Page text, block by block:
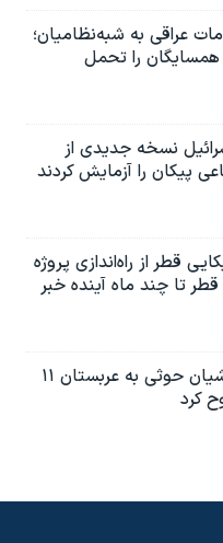
عراقی به شبه‌نظامیان؛
همسایگان را تحمل
نسخه جدیدی از
پیکان را آزمایش کردند
قطر از راه‌اندازی پروژه
تا چند ماه آینده خبر
حمله شورشیان حوثی به عربستان ۱۱
کرد